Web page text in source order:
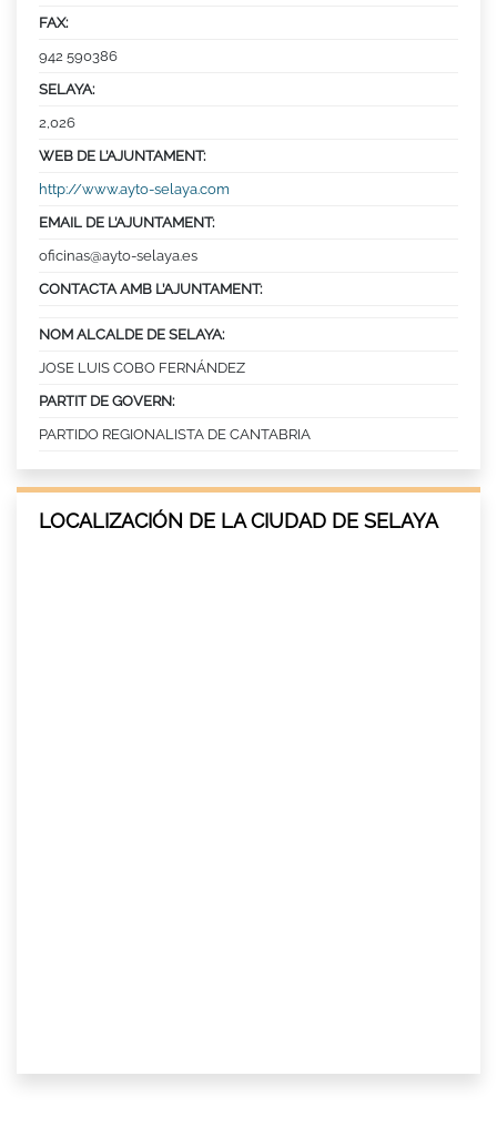
FAX:
942 590386
SELAYA:
2,026
WEB DE L’AJUNTAMENT:
http://www.ayto-selaya.com
EMAIL DE L’AJUNTAMENT:
oficinas@ayto-selaya.es
CONTACTA AMB L’AJUNTAMENT:
NOM ALCALDE DE SELAYA:
JOSE LUIS COBO FERNÁNDEZ
PARTIT DE GOVERN:
PARTIDO REGIONALISTA DE CANTABRIA
LOCALIZACIÓN DE LA CIUDAD DE SELAYA